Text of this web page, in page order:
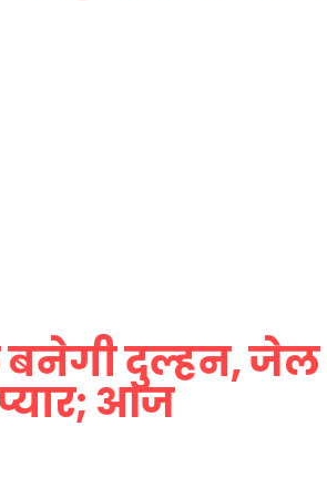
बनेगी दुल्हन, जेल
आज